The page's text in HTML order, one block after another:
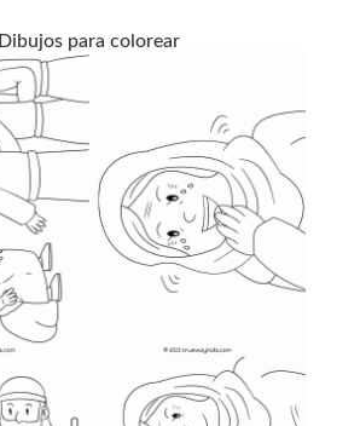
Dibujos para colorear